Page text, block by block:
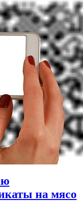
на мясо